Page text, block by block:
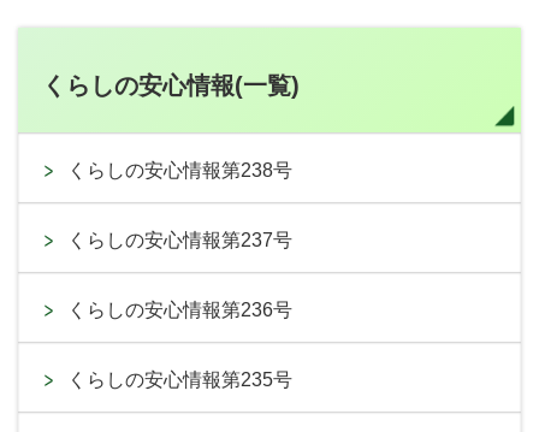
くらしの安心情報(一覧)
くらしの安心情報第238号
くらしの安心情報第237号
くらしの安心情報第236号
くらしの安心情報第235号